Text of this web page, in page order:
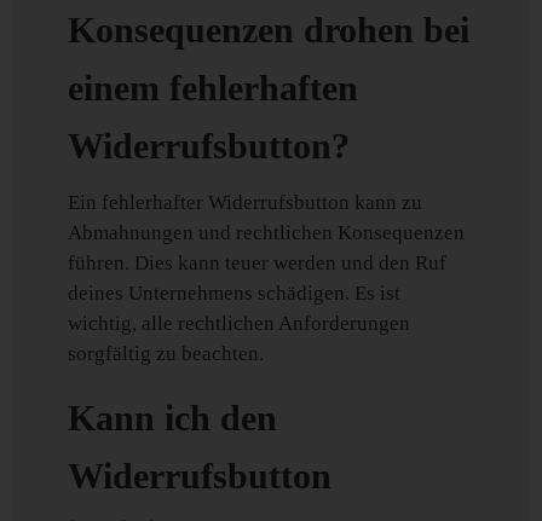
Konsequenzen drohen bei
einem fehlerhaften
Widerrufsbutton?
Ein fehlerhafter Widerrufsbutton kann zu
Abmahnungen und rechtlichen Konsequenzen
führen. Dies kann teuer werden und den Ruf
deines Unternehmens schädigen. Es ist
wichtig, alle rechtlichen Anforderungen
sorgfältig zu beachten.
Kann ich den
Widerrufsbutton